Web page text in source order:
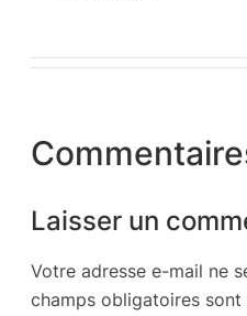
Laisser un
Votre adresse e-mail ne
champs obligatoires sont